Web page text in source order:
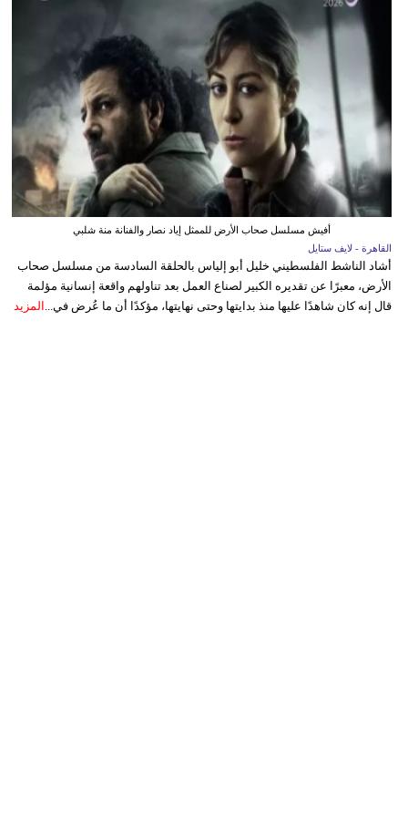
أفيش مسلسل صحاب الأرض للممثل إياد نصار والفنانة منة شلبي
القاهرة - لايف ستايل
أشاد الناشط الفلسطيني خليل أبو إلياس بالحلقة السادسة من مسلسل صحاب
الأرض، معبرًا عن تقديره الكبير لصناع العمل بعد تناولهم واقعة إنسانية مؤلمة
قال إنه كان شاهدًا عليها منذ بدايتها وحتى نهايتها، مؤكدًا أن ما عُرض في... المزيد